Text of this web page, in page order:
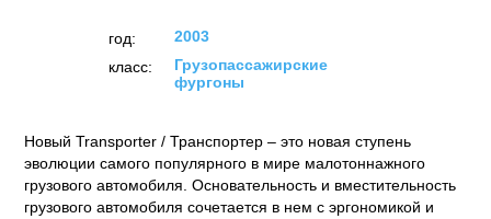
год:
2003
класс:
Грузопассажирские
фургоны
Новый Transporter / Транспортер – это новая ступень
эволюции самого популярного в мире малотоннажного
грузового автомобиля. Основательность и вместительность
грузового автомобиля сочетается в нем с эргономикой и